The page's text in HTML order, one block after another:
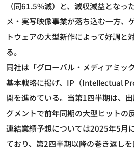
（同61.5%減）と、減収減益となっ
メ・実写映像事業が落ち込む一方、
トウェアの大型新作によって好調と
る。
同社は「グローバル・メディアミッ
基本戦略に掲げ、IP（Intellectual
開を進めている。当第1四半期は、
グメントで前年同期の大型ヒットの
連結業績予想については2025年5月
ており、第2四半期以降の巻き返しを